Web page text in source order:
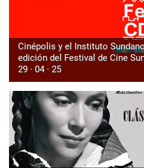
Cinépolis y el Instituto
edición del Festival de Cine
29 · 04 · 25